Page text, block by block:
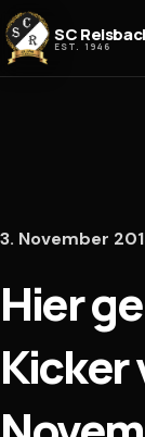
Zum Inhalt springen
SC
EST. 1946
3. November
Hier
Kicker